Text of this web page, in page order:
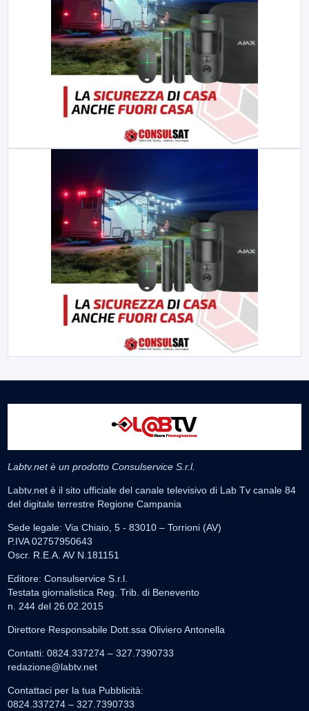
Labtv.net è un prodotto Consulservice S.r.l.
Labtv.net è il sito ufficiale del canale televisivo di Lab Tv canale 84
del digitale terrestre Regione Campania
Sede legale: Via Chiaio, 5 - 83010 – Torrioni (AV)
P.IVA 02757950643
Oscr. R.E.A. AV N.181151
Editore: Consulservice S.r.l.
Testata giornalistica Reg. Trib. di Benevento
n. 244 del 26.02.2015
Direttore Responsabile Dott.ssa Oliviero Antonella
Contatti: 0824.337274 – 327.7390733
redazione@labtv.net
Contattaci per la tua Pubblicità:
0824.337274 – 327.7390733